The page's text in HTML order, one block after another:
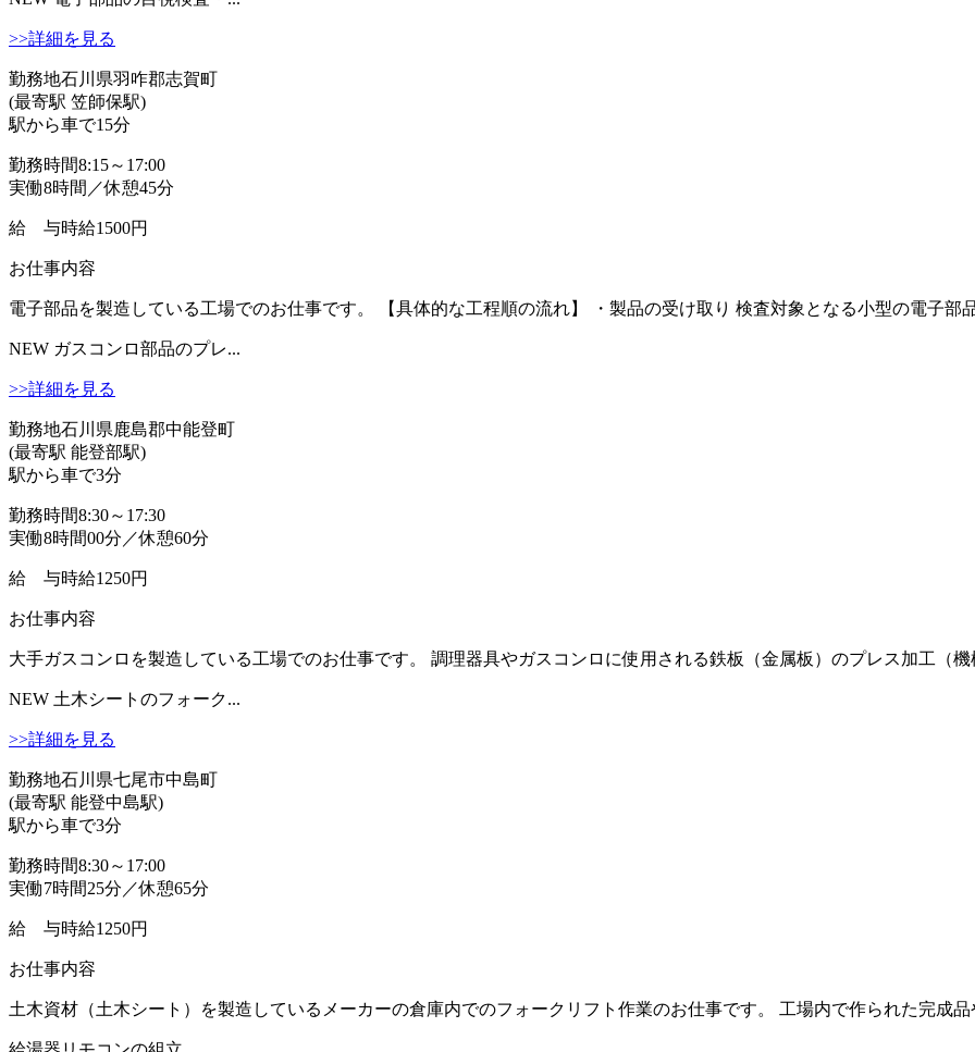
>>詳細を見る
勤務地石川県羽咋郡志賀町
(最寄駅 笠師保駅)
駅から車で15分
勤務時間8:15～17:00
実働8時間／休憩45分
給 与時給1500円
お仕事内容
電子部品を製造している工場でのお仕事です。 【具体的な工程順の流れ】 ・製品の受け取り 検査対象となる小型の電子部
NEW ガスコンロ部品のプレ...
>>詳細を見る
勤務地石川県鹿島郡中能登町
(最寄駅 能登部駅)
駅から車で3分
勤務時間8:30～17:30
実働8時間00分／休憩60分
給 与時給1250円
お仕事内容
大手ガスコンロを製造している工場でのお仕事です。 調理器具やガスコンロに使用される鉄板（金属板）のプレス加工（機
NEW 土木シートのフォーク...
>>詳細を見る
勤務地石川県七尾市中島町
(最寄駅 能登中島駅)
駅から車で3分
勤務時間8:30～17:00
実働7時間25分／休憩65分
給 与時給1250円
お仕事内容
土木資材（土木シート）を製造しているメーカーの倉庫内でのフォークリフト作業のお仕事です。 工場内で作られた完成品